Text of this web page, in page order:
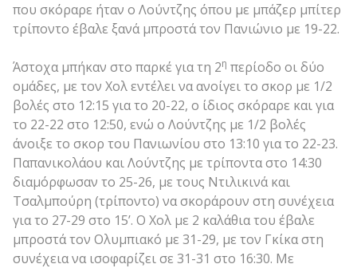
που σκόραρε ήταν ο Λούντζης όπου με μπάζερ μπίτερ
τρίποντο έβαλε ξανά μπροστά τον Πανιώνιο με 19-22.
Άστοχα μπήκαν στο παρκέ για τη 2η περίοδο οι δύο
ομάδες, με τον Χολ εντέλει να ανοίγει το σκορ με 1/2
βολές στο 12:15 για το 20-22, ο ίδιος σκόραρε και για
το 22-22 στο 12:50, ενώ ο Λούντζης με 1/2 βολές
άνοιξε το σκορ του Πανιωνίου στο 13:10 για το 22-23.
Παπανικολάου και Λούντζης με τρίποντα στο 14:30
διαμόρφωσαν το 25-26, με τους Ντιλικινά και
Τσαλμπούρη (τρίποντο) να σκοράρουν στη συνέχεια
για το 27-29 στο 15’. Ο Χολ με 2 καλάθια του έβαλε
μπροστά τον Ολυμπιακό με 31-29, με τον Γκίκα στη
συνέχεια να ισοφαρίζει σε 31-31 στο 16:30. Με